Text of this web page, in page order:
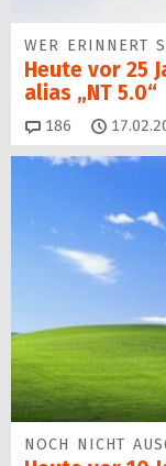
WER ERINNERT
Heute vor 25
alias „NT 5.0“
186 Kommentare
NOCH NICHT